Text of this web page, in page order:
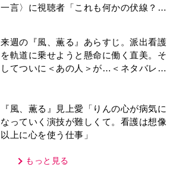
一言〉に視聴者「これも何かの伏線？」
来週の『風、薫る』あらすじ。派出看護
を軌道に乗せようと懸命に働く直美。そ
してついに＜あの人＞が…＜ネタバレあ
『風、薫る』見上愛「りんの心が病気に
なっていく演技が難しくて。看護は想像
以上に心を使う仕事」
もっと見る